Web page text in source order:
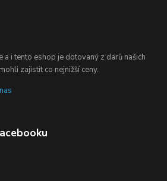
a i tento eshop je dotovaný z darů našich
zajistit co nejnižší ceny.